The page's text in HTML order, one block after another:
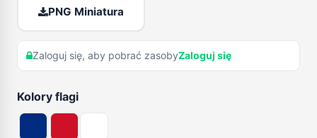
PNG Miniatura
Zaloguj się, aby pobrać zasobyZaloguj się
Kolory flagi